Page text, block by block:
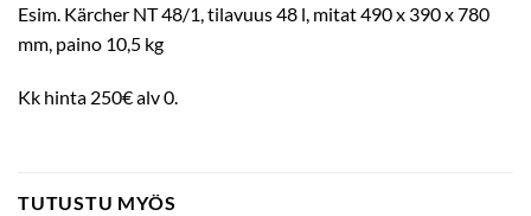
Esim. Kärcher NT 48/1, tilavuus 48 l, mitat 490 x 390 x 780
mm, paino 10,5 kg
Kk hinta 250€ alv 0.
TUTUSTU MYÖS